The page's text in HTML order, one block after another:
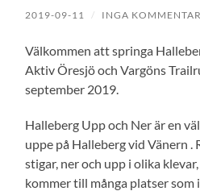
2019-09-11 / INGA
Välkommen att springa
Aktiv Öresjö och Vargöns
september 2019.
Halleberg Upp och Ner är en
uppe på Halleberg vid Vänern .
stigar, ner och upp i olika
kommer till många platser som